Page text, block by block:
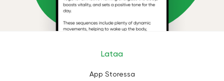
Lataa
App Storessa